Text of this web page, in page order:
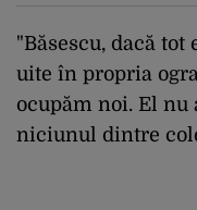
"Băsescu, dacă tot
uite în propria
ocupăm noi. El nu
niciunul dintre